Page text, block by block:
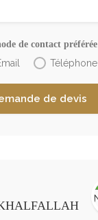
de contact préférée
Téléphone